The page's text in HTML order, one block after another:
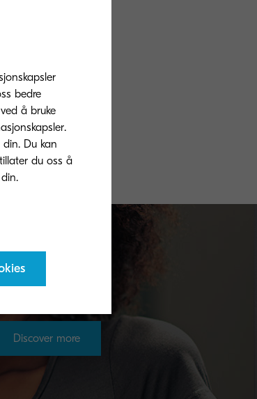
Discover more
bedre
å bruke
Du kan
du oss å
plassere bare de informasjonskapslene som er nødvendige for riktig visning av nettstedet vårt på enheten din.